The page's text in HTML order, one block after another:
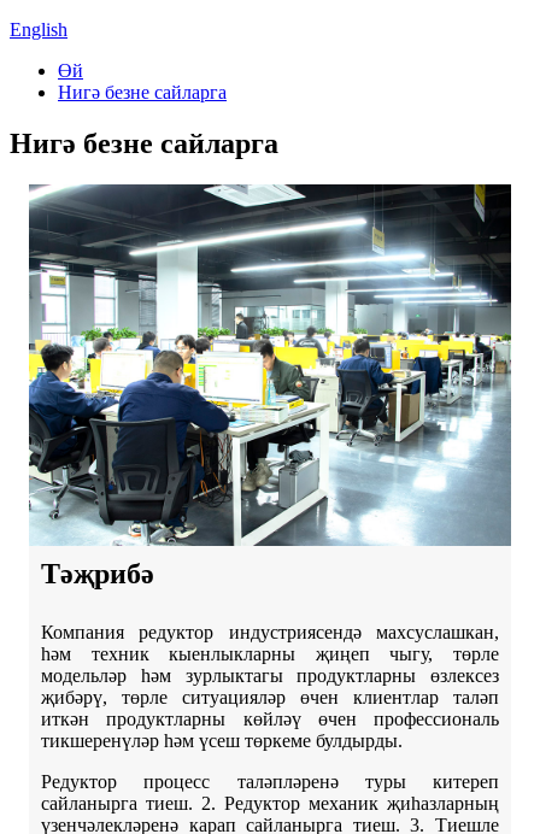
English
Өй
Нигә безне сайларга
Нигә безне сайларга
Тәҗрибә
Компания редуктор индустриясендә махсуслашкан,
һәм техник кыенлыкларны җиңеп чыгу, төрле
модельләр һәм зурлыктагы продуктларны өзлексез
җибәрү, төрле ситуацияләр өчен клиентлар таләп
иткән продуктларны көйләү өчен профессиональ
тикшеренүләр һәм үсеш төркеме булдырды.
Редуктор процесс таләпләренә туры китереп
сайланырга тиеш. 2. Редуктор механик җиһазларның
үзенчәлекләренә карап сайланырга тиеш. 3. Тиешле